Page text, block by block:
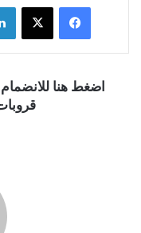
فيسبوك ‫X
اضغط هنا